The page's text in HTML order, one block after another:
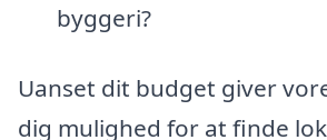
byggeri?
Uanset dit budget giver
dig mulighed for at finde